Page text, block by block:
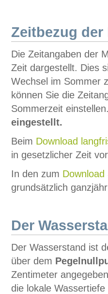
Zeitbezug der
Die Zeitangaben der
Zeit dargestellt. Dies
Wechsel im Sommer
können Sie die
Sommerzeit
eingestellt.
Beim Download
in gesetzlicher Zeit
In den zum Download
grundsätzlich
Der
Der Wasserstand ist
über dem
Zentimeter
die lokale